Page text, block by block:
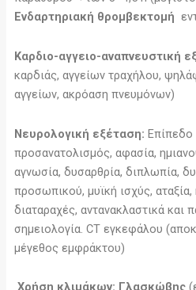
Ενδαρτηριακή θρομβεκτομή
Καρδιο-αγγειο-αναπνευστική
καρδιάς, αγγείων τραχήλου,
αγγείων, ακρόαση πνευμόνων)
Νευρολογική εξέταση: Επίπεδο
προσανατολισμός, αφασία,
αγνωσία, δυσαρθρία, διπλωπία,
προσωπικού, μυϊκή ισχύς, αταξία,
διαταραχές, αντανακλαστικά και
σημειολογία. CT εγκεφάλου
μέγεθος
Χρήση κλιμάκων: Γλασκώβης